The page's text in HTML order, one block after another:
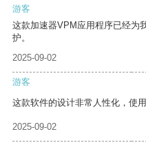
游客
这款加速器VPM应用程序已经为
护。
2025-09-02
游客
这款软件的设计非常人性化，使
2025-09-02